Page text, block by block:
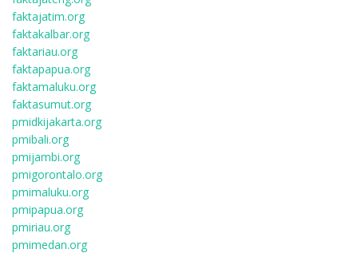
faktajatim.org
faktakalbar.org
faktariau.org
faktapapua.org
faktamaluku.org
faktasumut.org
pmidkijakarta.org
pmibali.org
pmijambi.org
pmigorontalo.org
pmimaluku.org
pmipapua.org
pmiriau.org
pmimedan.org